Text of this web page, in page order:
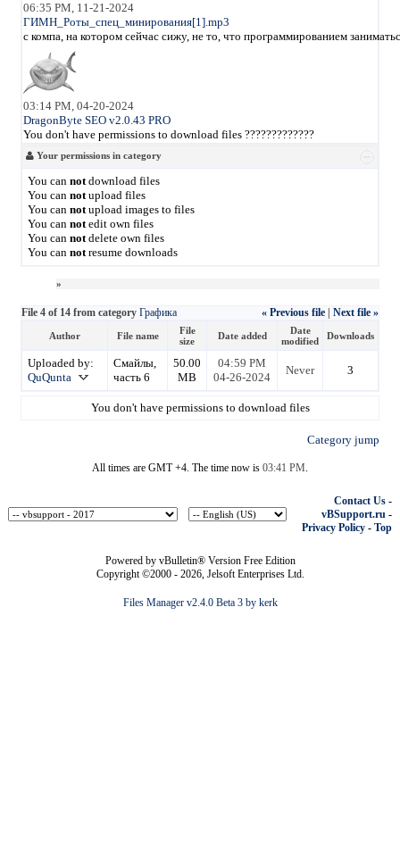
06:35 PM, 11-21-2024
ГИМН_Роты_спец_минирования[1].mp3
с компа, на котором сейчас сижу, не то, что программированием
03:14 PM, 04-20-2024
DragonByte SEO v2.0.43 PRO
You don't have permissions to download files ?????????????
Your permissions in category
You can notdownload files
You can notupload files
You can notupload images to files
You can notedit own files
You can notdelete own files
You can notresume downloads
»
« Previous file | Next file »
File 4 of 14 from category Графика
Author File name
File
size
Date added
Date
modified
Downloads
Uploaded by:
QuQunta
Смайлы,
часть 6
50.00
MB
04:59 PM
04-26-2024
Never 3
You don't have permissions to download files
Category jump
All times are GMT +4. The time now is 03:41 PM
Contact Us -
vBSupport.ru -
Privacy Policy - Top
Powered by vBulletin® Version Free Edition
Copyright ©2000 - 2026, Jelsoft Enterprises Ltd.
Files Manager v2.4.0 Beta 3 by kerk